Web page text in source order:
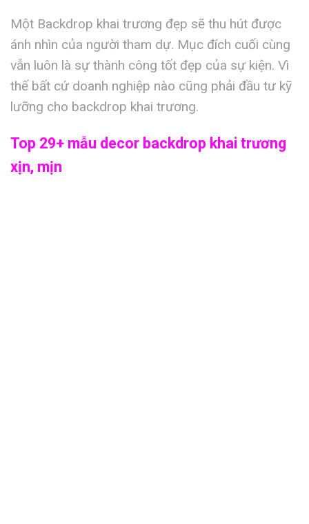
Một Backdrop khai trương đẹp sẽ thu hút được
ánh nhìn của người tham dự. Mục đích cuối cùng
vẫn luôn là sự thành công tốt đẹp của sự kiện. Vì
thế bất cứ doanh nghiệp nào cũng phải đầu tư kỹ
lưỡng cho backdrop khai trương.
Top 29+ mẫu decor backdrop khai trương
xịn, mịn